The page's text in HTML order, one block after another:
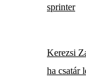
sprinter
Kerezsi
ha csatár